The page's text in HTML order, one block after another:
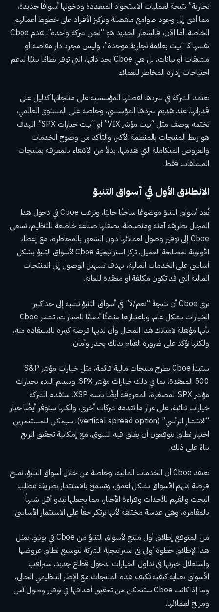
تجارية” نتيجة لعمليات الاستحواذ المتعددة ودخولها أسواقًا جديدة،
مما أدى إلى وجود صوامع منفصلة وتركيز الأفراد على خطوط أعمالهم
الخاصة. أما الآن، فالشعار الجديد هو “نحن شركة واحدة”. تقدم Cboe
نفسها كـ “بيت بعلامة تجارية موحدة”، وليس مجرد دار مقاصة أو
مشتقات أو بيانات، بل هي Cboe بحد ذاتها، التي توفر نظامًا بيئيًا لدعم
احتياجات إدارة المخاطر للعملاء.
تعتمد الشركة في سردها لقصتها المؤسسية على منتجاتها كدليل على
قدراتها. عند تقديم سردها المؤسسي، وخاصة على المستوى العالمي،
تختمه بوصف مثل “بيت مؤشر VIX” أو “بيت خيارات SPX”. الهدف
هو ربط المنتجات بالمنظمة الأكبر، والتأكد من وضوح الخدمات
والعروض المتكاملة التي تقدمها، بدلاً من الاكتفاء بالمعرفة بمنتجات
المشتقات فقط.
الانطلاق الأول في أسواق التنبؤ
تُعد أسواق التنبؤ موضوعًا ساخنًا حاليًا، وترغب Cboe في دخول هذا
المجال بطريقة آمنة ومنضبطة. بصفتها صناعة خاضعة للتنظيم، تسعى
Cboe إلى توفير وصول لعملائها دون الشعور بالمخاطرة، مع إعطاء
الأولوية لمصلحة العميل. تركز استراتيجية Cboe لأسواق التنبؤ بشكل
أساسي على الخدمات المالية، بهدف تسهيل الوصول إلى المنتجات
المالية التي قد تكون مكلفة أو معقدة للغاية.
ترى Cboe أن نتيجة “نعم/لا” في أسواق التنبؤ تشبه إلى حد كبير
الخيارات بشكل عام. وباعتبارها منشئًا أصليًا للخيارات، تشعر Cboe
بأنها مؤهلة لامتلاك هذا المجال وأن لديها فرصة كبيرة للاستفادة منه،
ولكنها تؤكد على ضرورة القيام بذلك بحذر وأمان.
ستبدأ Cboe بطرح منتجات مالية قائمة، مثل خيارات مؤشر S&P
500 المعقدة، بما في ذلك خيارات مؤشر SPX. وسيتم البدء بخيارات
مؤشر SPX المصغرة، المعروفة أيضًا باسم XSP. ستقدم الشركة
خيارات ثنائية، على غرار ما تقدمه شركات أخرى، ولكنها ستوفر أيضًا خيار
“الانتشار الرأسي” (vertical spread option). سيمكن للمستثمرين
اختيار نطاق يتوقعون أن يغلق فيه السوق، مع إمكانية تحقيق الربح
بناءً على ذلك.
تعتقد Cboe أن الخدمات المالية، وخاصة من خلال أسواق التنبؤ، تمنح
فرصة لفهم الأسواق بشكل أعمق، وتسمح بالاستثمار بطريقة تتطلب
البحث والفهم للأحداث وقراءة الأخبار، مما يجعلها تبدو أقل شبهاً
بالمقامرة، وهي عدسة مختلفة لأنها ترتكز حقاً على الاستثمار الأساسي.
من المتوقع إطلاق أول منتج لأسواق التنبؤ من Cboe في يونيو. يمثل
هذا الإطلاق خطوة أولى في استراتيجية الشركة لتوسيع نطاق عروضها
واستغلال خبرتها في تداول الخيارات لدخول قطاع جديد. ستراقب
الأسواق بعناية كيفية تكيف هذه المنتجات مع الإطار التنظيمي الحالي،
وما إذا كانت Cboe ستتمكن من تحقيق أهدافها في توفير وصول آمن
ومربح لعملائها.